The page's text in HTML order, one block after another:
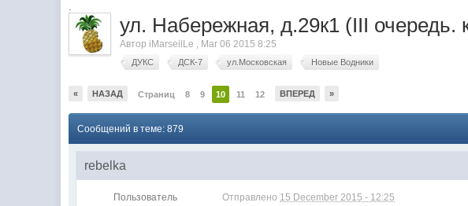
.
ул. Набережная, д.29к1 (III очередь.
Автор iMarseilLe , Mar 06 2015 8:25
ДУКС ДСК-7 ул.Московская Новые Водники
« НАЗАД Страниц 8 9 10 11 12 ВПЕРЕД »
Сообщений в теме: 879
rebelka
Пользователь Отправлено 15 December 2015 - 12:25